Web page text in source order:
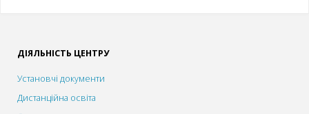
ДІЯЛЬНІСТЬ ЦЕНТРУ
Установчі документи
Дистанційна освіта